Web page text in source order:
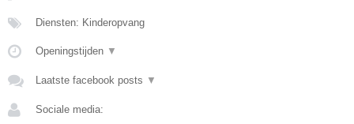
Diensten: Kinderopvang
Openingstijden ▼
Laatste facebook posts ▼
Sociale media: